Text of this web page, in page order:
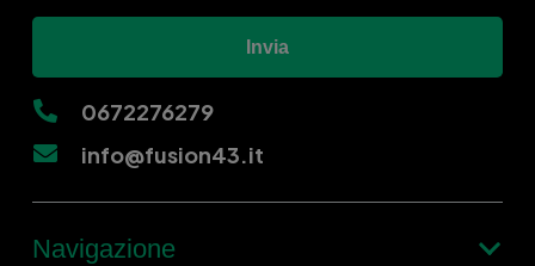
Invia
0672276279
info@fusion43.it
Navigazione